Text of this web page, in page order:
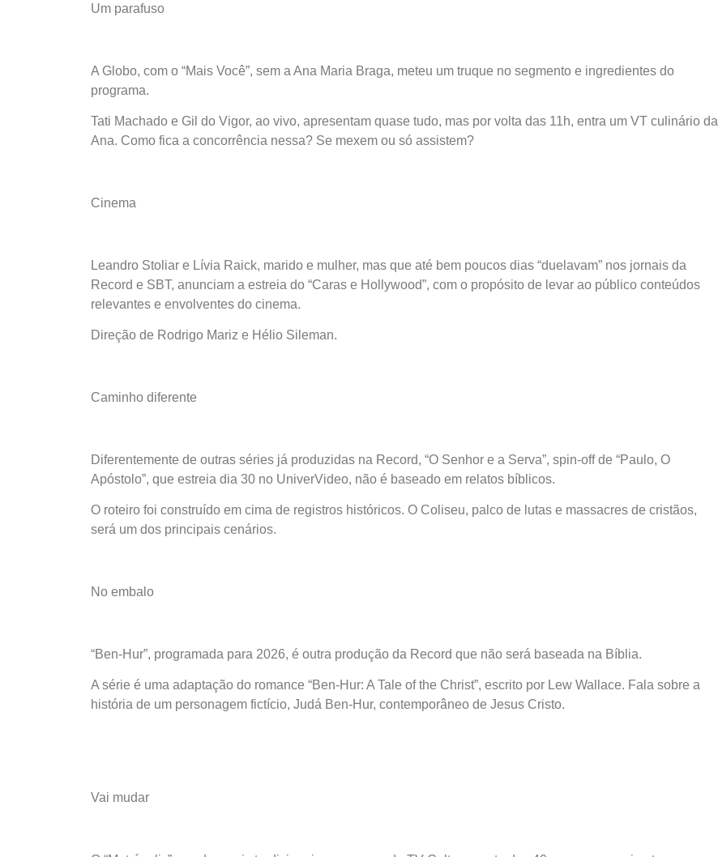
Um parafuso
A Globo, com o “Mais Você”, sem a Ana Maria Braga, meteu um truque no segmento e ingredientes do
programa.
Tati Machado e Gil do Vigor, ao vivo, apresentam quase tudo, mas por volta das 11h, entra um VT culinário da
Ana. Como fica a concorrência nessa? Se mexem ou só assistem?
Cinema
Leandro Stoliar e Lívia Raick, marido e mulher, mas que até bem poucos dias “duelavam” nos jornais da
Record e SBT, anunciam a estreia do “Caras e Hollywood”, com o propósito de levar ao público conteúdos
relevantes e envolventes do cinema.
Direção de Rodrigo Mariz e Hélio Sileman.
Caminho diferente
Diferentemente de outras séries já produzidas na Record, “O Senhor e a Serva”, spin-off de “Paulo, O
Apóstolo”, que estreia dia 30 no UniverVideo, não é baseado em relatos bíblicos.
O roteiro foi construído em cima de registros históricos. O Coliseu, palco de lutas e massacres de cristãos,
será um dos principais cenários.
No embalo
“Ben-Hur”, programada para 2026, é outra produção da Record que não será baseada na Bíblia.
A série é uma adaptação do romance “Ben-Hur: A Tale of the Christ”, escrito por Lew Wallace. Fala sobre a
história de um personagem fictício, Judá Ben-Hur, contemporâneo de Jesus Cristo.
Vai mudar